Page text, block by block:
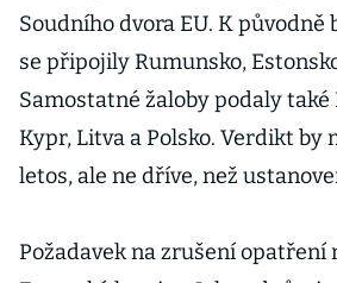
Soudního dvora EU. K původně
se připojily Rumunsko,
Samostatné žaloby podaly
Kypr, Litva a Polsko. Verdikt by
letos, ale ne dříve, než
Požadavek na zrušení opatření